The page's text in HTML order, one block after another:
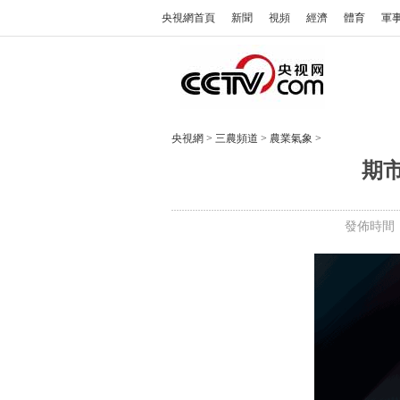
央視網首頁 新聞 視頻 經濟 體育 軍
央視網 > 三農頻道 > 農業氣象 >
期
發佈時間